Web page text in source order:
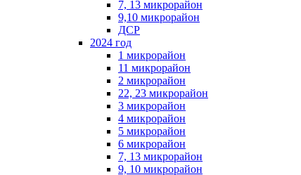
7, 13 микрорайон
9,10 микрорайон
ДСР
2024 год
1 микрорайон
11 микрорайон
2 микрорайон
22, 23 микрорайон
3 микрорайон
4 микрорайон
5 микрорайон
6 микрорайон
7, 13 микрорайон
9, 10 микрорайон